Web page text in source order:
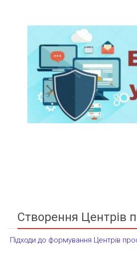
Створення Центрів
Підходи до формування Центрів